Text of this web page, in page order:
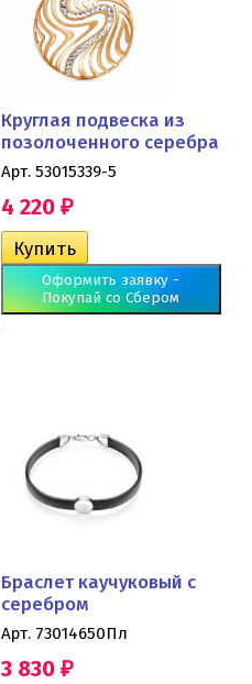
Круглая подвеска из
позолоченного серебра
Арт. 53015339-5
4 220 ₽
Оформить заявку -
Покупай со Сбером
Браслет каучуковый с
серебром
Арт. 73014650Пл
3 830 ₽